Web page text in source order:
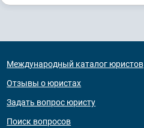
Международный каталог юристов
Отзывы о юристах
Задать вопрос юристу
Поиск вопросов